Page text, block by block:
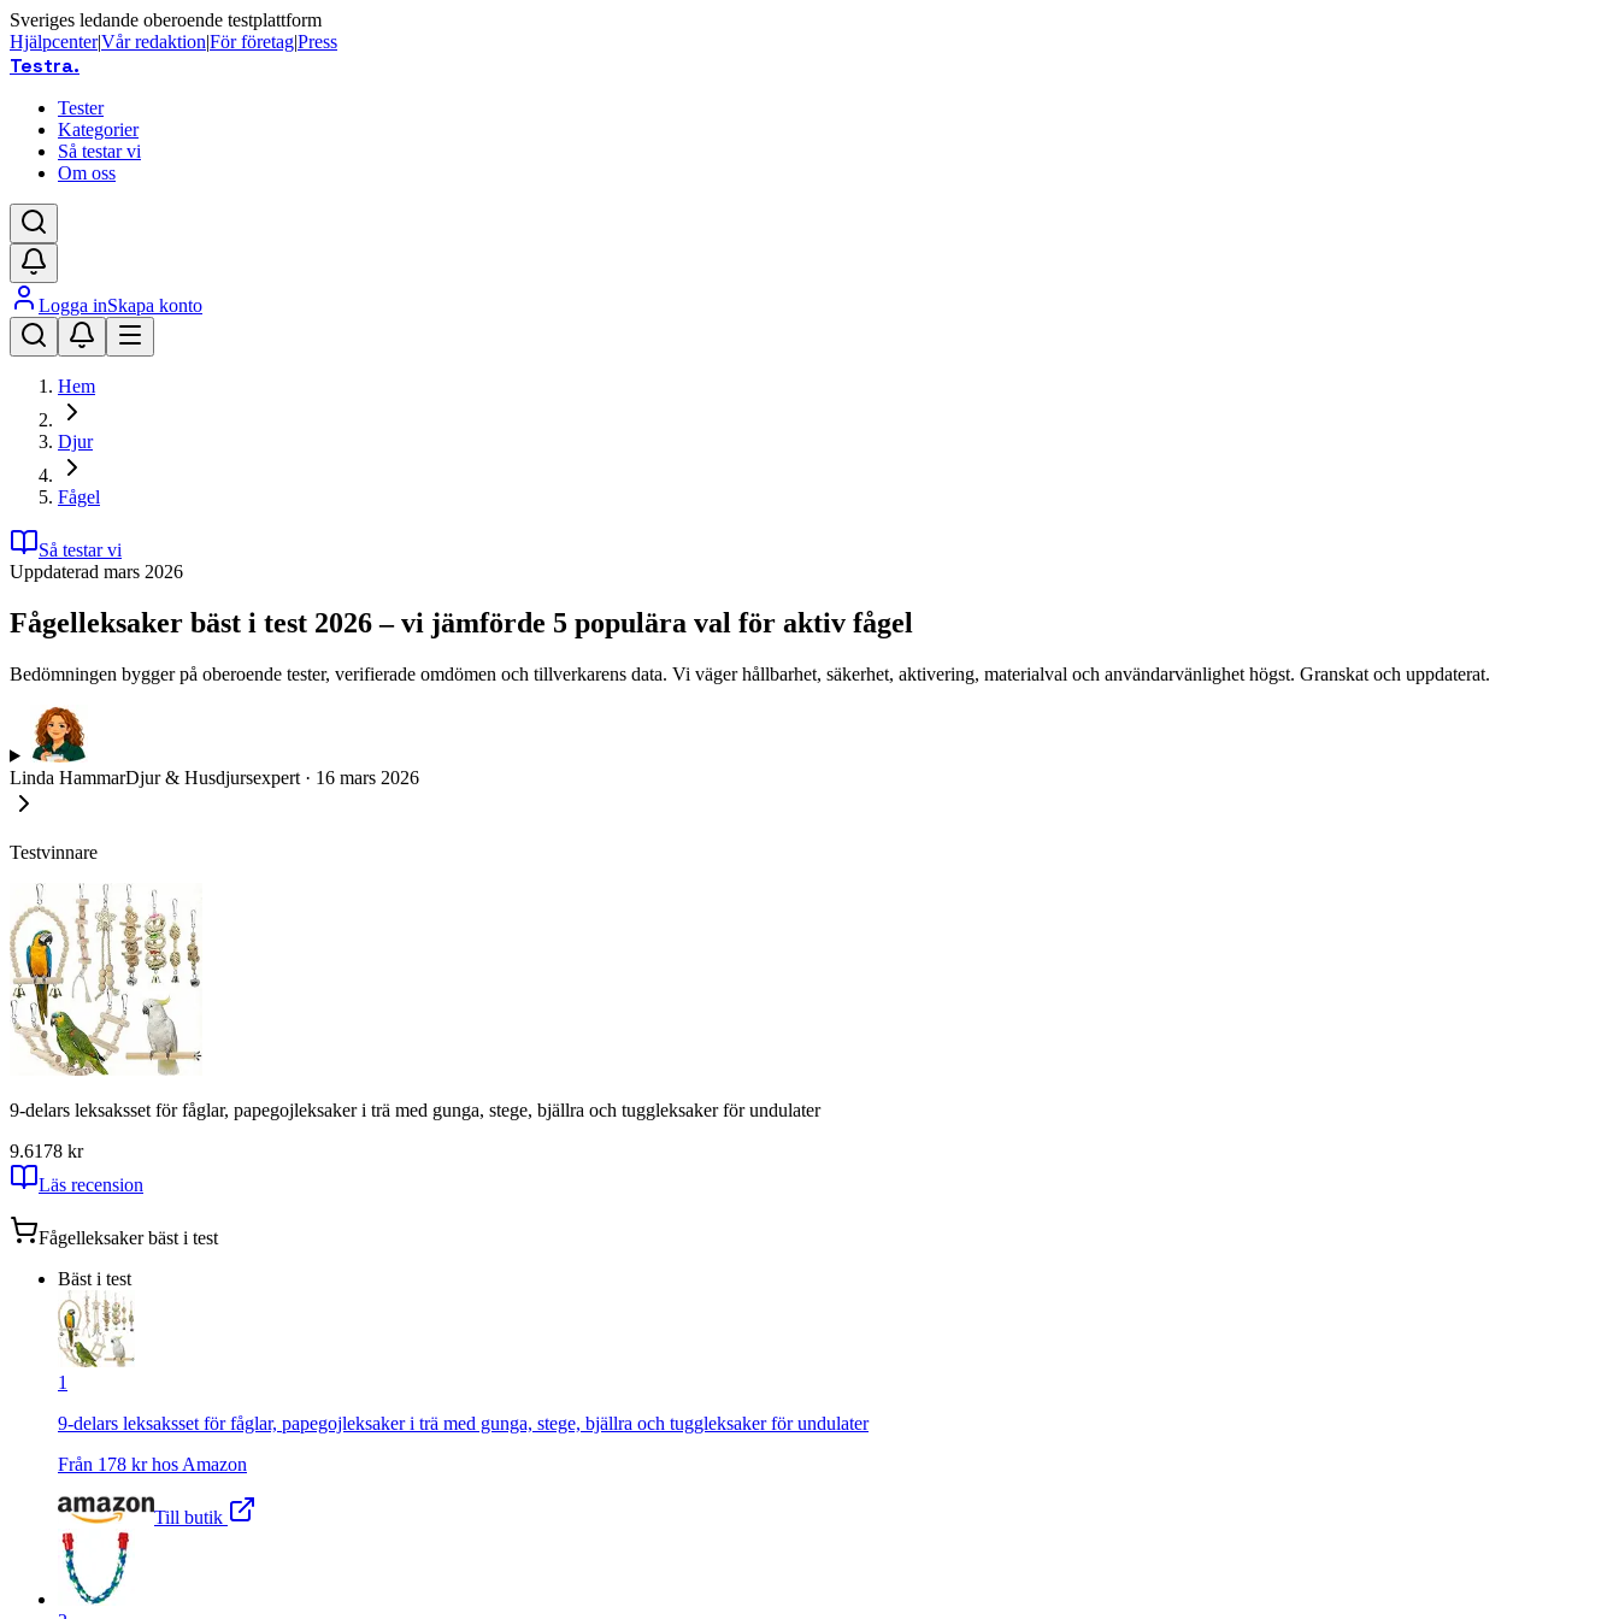
Sveriges ledande oberoende testplattform
Hjälpcenter|Vår redaktion|För företag|Press
Testra.
Tester
Kategorier
Så testar vi
Om oss
Logga inSkapa konto
Hem
Djur
Fågel
Så testar vi
Uppdaterad mars 2026
Fågelleksaker bäst i test 2026 – vi jämförde 5 populära val för aktiv fågel
Bedömningen bygger på oberoende tester, verifierade omdömen och tillverkarens data. Vi väger hållbarhet, säkerhet, aktivering, materialval och användarvänlighet högst. Granskat och uppdaterat.
Linda HammarDjur & Husdjursexpert · 16 mars 2026
Testvinnare
9-delars leksaksset för fåglar, papegojleksaker i trä med gunga, stege, bjällra och tuggleksaker för undulater
9.6178 kr
Läs recension
Fågelleksakerbäst i test
Bäst i test
1
9-delars leksaksset för fåglar, papegojleksaker i trä med gunga, stege, bjällra och tuggleksaker för undulater
Från 178 kr hos Amazon
Till butik